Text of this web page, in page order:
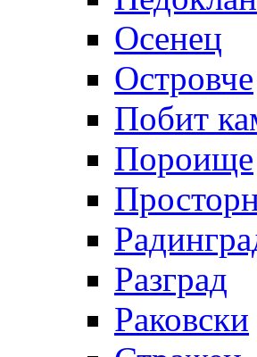
Осенец
Островче
Побит
Пороище
Разград
Раковски